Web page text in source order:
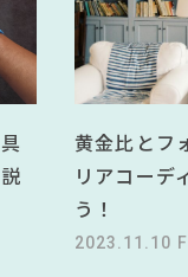
黄金比とフ
リアコーデ
う！
2023.11.10